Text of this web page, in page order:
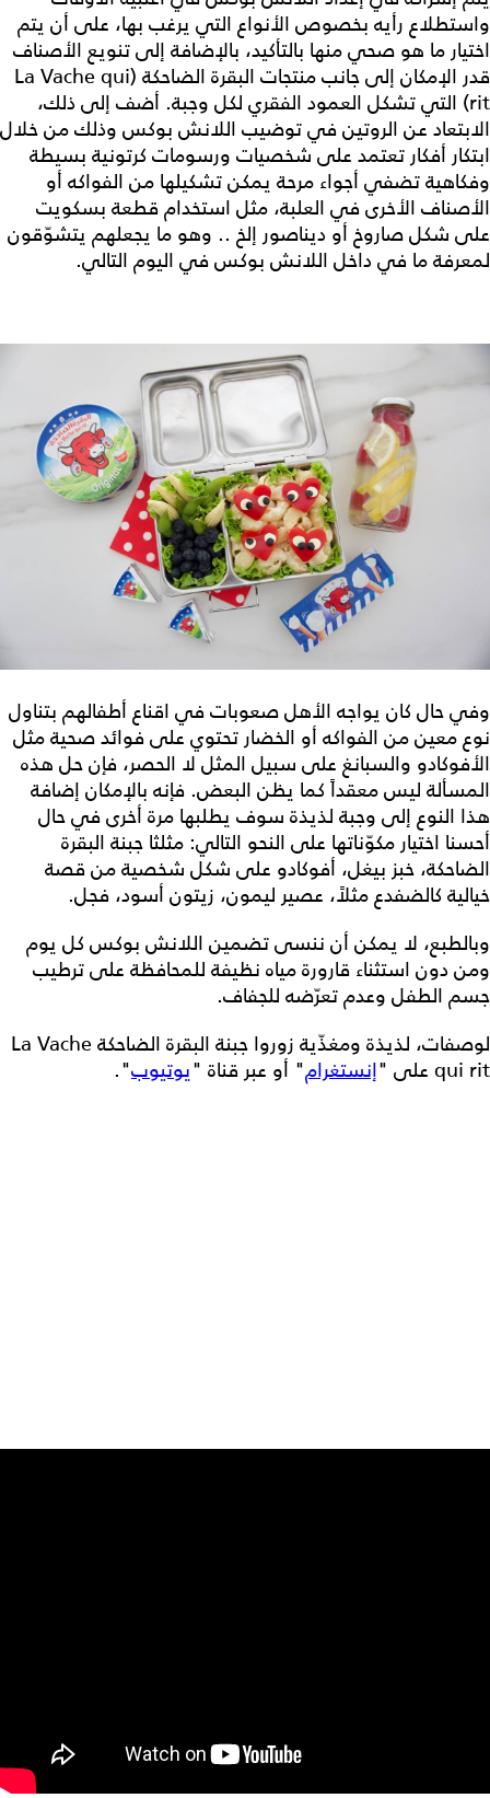
واستطلاع رأيه بخصوص الأنواع التي يرغب بها، على أن يتم
اختيار ما هو صحي منها بالتأكيد، بالإضافة إلى تنويع الأصناف
قدر الإمكان إلى جانب منتجات البقرة الضاحكة (La Vache qui
rit) التي تشكل العمود الفقري لكل وجبة. أضف إلى ذلك،
الابتعاد عن الروتين في توضيب اللانش بوكس وذلك من خلال
ابتكار أفكار تعتمد على شخصيات ورسومات كرتونية بسيطة
وفكاهية تضفي أجواء مرحة يمكن تشكيلها من الفواكه أو
الأصناف الأخرى في العلبة، مثل استخدام قطعة بسكويت
على شكل صاروخ أو ديناصور إلخ .. وهو ما يجعلهم يتشوّقون
لمعرفة ما في داخل اللانش بوكس في اليوم التالي.
وفي حال كان يواجه الأهل صعوبات في اقناع أطفالهم بتناول
نوع معين من الفواكه أو الخضار تحتوي على فوائد صحية مثل
الأفوكادو والسبانغ على سبيل المثل لا الحصر، فإن حل هذه
المسألة ليس معقداً كما يظن البعض. فإنه بالإمكان إضافة
هذا النوع إلى وجبة لذيذة سوف يطلبها مرة أخرى في حال
أحسنا اختيار مكوّناتها على النحو التالي: مثلثا جبنة البقرة
الضاحكة، خبز بيغل، أفوكادو على شكل شخصية من قصة
خيالية كالضفدع مثلاً، عصير ليمون، زيتون أسود، فجل.
وبالطبع، لا يمكن أن ننسى تضمين اللانش بوكس كل يوم
ومن دون استثناء قارورة مياه نظيفة للمحافظة على ترطيب
جسم الطفل وعدم تعرّضه للجفاف.
لوصفات، لذيذة ومغذّية زوروا جبنة البقرة الضاحكة La Vache
qui rit على "
إنستغرام" أو عبر قناة "يوتيوب".